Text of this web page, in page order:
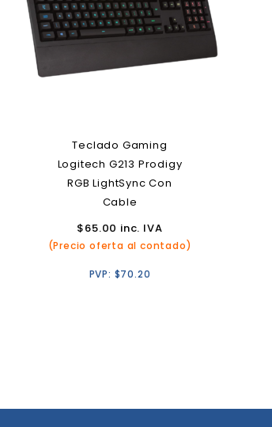
Teclado Gaming
Logitech G213 Prodigy
RGB LightSync Con
Cable
$65.00 inc. IVA
(Precio oferta al contado)
PVP: $70.20